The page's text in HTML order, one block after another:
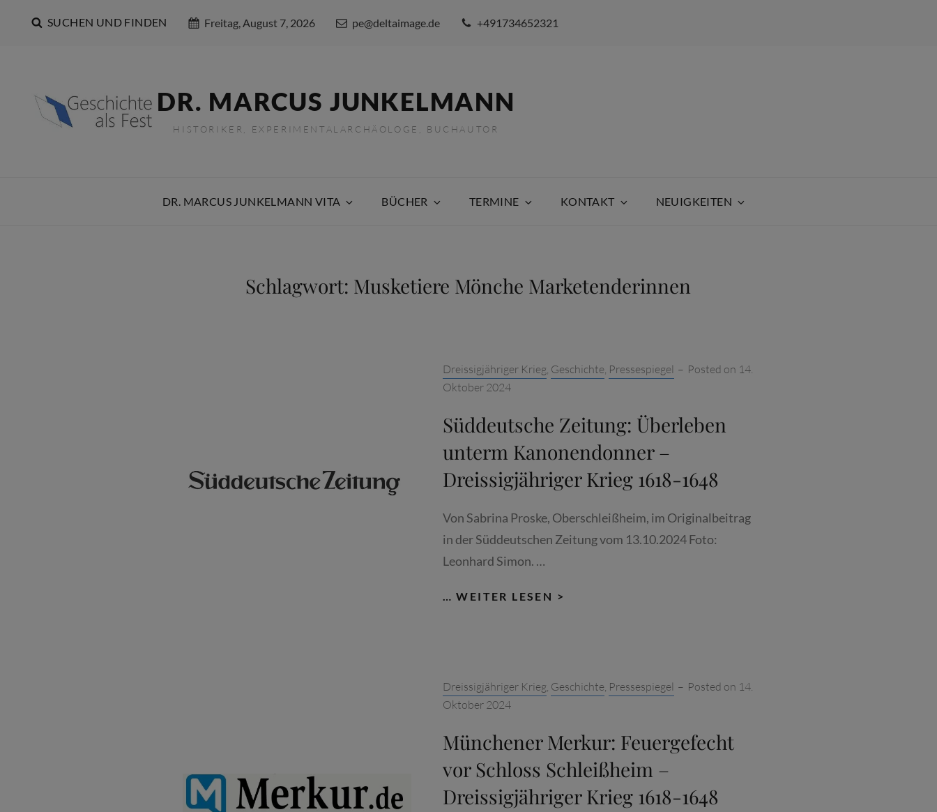
SUCHEN UND FINDEN Freitag, August 7, 2026 pe@deltaimage.de +491734652321
DR. MARCUS JUNKELMANN
HISTORIKER, EXPERIMENTALARCHÄOLOGE, BUCHAUTOR
DR. MARCUS JUNKELMANN VITA BÜCHER TERMINE KONTAKT NEUIGKEITEN
Schlagwort: Musketiere Mönche Marketenderinnen
Categories:
Dreissigjähriger Krieg, Geschichte, Pressespiegel – Posted on 14.
Oktober 2024
Süddeutsche Zeitung: Überleben
unterm Kanonendonner –
Dreissigjähriger Krieg 1618-1648
Von Sabrina Proske, Oberschleißheim, im Originalbeitrag
in der Süddeutschen Zeitung vom 13.10.2024 Foto:
Leonhard Simon. …
… WEITER LESEN >
–
KRIEG
1618-
1648
Categories:
Dreissigjähriger Krieg, Geschichte, Pressespiegel – Posted on 14.
Oktober 2024
Münchener Merkur: Feuergefecht
vor Schloss Schleißheim –
Dreissigjähriger Krieg 1618-1648